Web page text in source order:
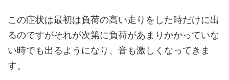
この症状は最初は負荷の高い走りをした時だけに出
るのですがそれが次第に負荷があまりかかっていな
い時でも出るようになり、音も激しくなってきま
す。